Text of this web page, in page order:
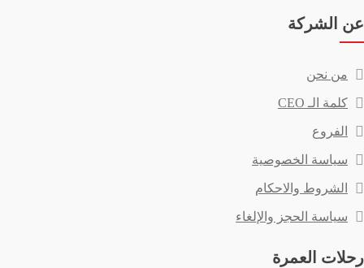
عن الشركة
من نحن
كلمة الـ CEO
الفروع
سياسة الخصوصية
الشروط والاحكام
سياسة الحجز والإلغاء
رحلات العمرة